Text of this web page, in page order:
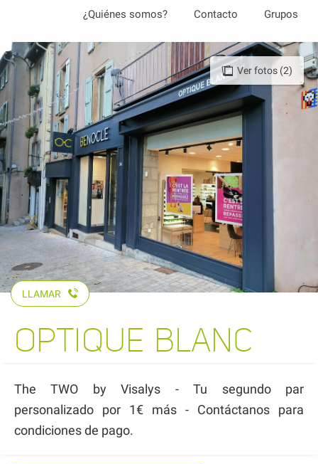
contenu
principal
¿Quiénes somos? Contacto Grupos
Ver fotos (2)
LLAMAR
OPTIQUE BLANC
The TWO by Visalys - Tu segundo par
personalizado por 1€ más - Contáctanos para
condiciones de pago.